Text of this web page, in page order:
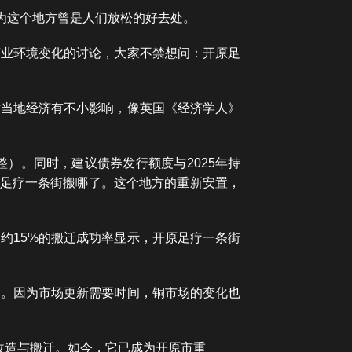
个地方曾是人们放松的好去处。
环境变化的讨论，大家不禁想问：开原足
地经济有不小影响，像英国《经济学人》
）。同时，建议债券发行额度与2025年持
疗一条街搬哪了。这个地方的重新安置，
15%的搬迁成功率显示，开原足疗一条街
因为市场更新需要时间，铜市场的变化也
与搬迁。如今，它已成为开原市重